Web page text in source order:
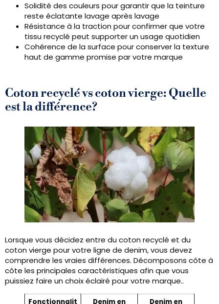
Solidité des couleurs pour garantir que la teinture
reste éclatante lavage après lavage
Résistance à la traction pour confirmer que votre
tissu recyclé peut supporter un usage quotidien
Cohérence de la surface pour conserver la texture
haut de gamme promise par votre marque
Coton recyclé vs coton vierge: Quelle
est la différence?
Lorsque vous décidez entre du coton recyclé et du
coton vierge pour votre ligne de denim, vous devez
comprendre les vraies différences. Décomposons côte à
côte les principales caractéristiques afin que vous
puissiez faire un choix éclairé pour votre marque..
Fonctionnalit Denim en Denim en